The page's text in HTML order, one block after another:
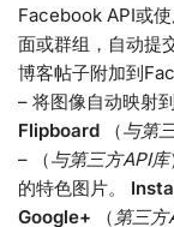
Facebook API或
面或群组，自动提
博客帖子附加到
– 将图像自动映射
Flipboard
（与第
– （与第三方API库
的特色图片。
Google+
（ 第三方